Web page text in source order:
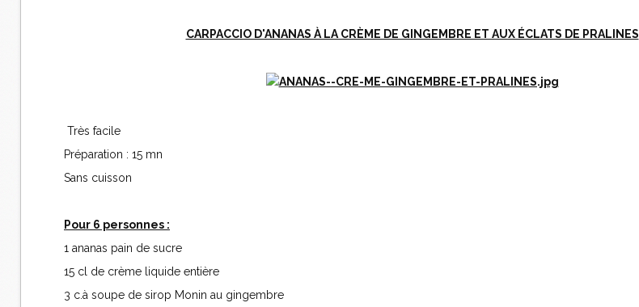
CARPACCIO D'ANANAS À LA CRÈME DE GINGEMBRE ET AUX ÉCLATS DE PRALINES
Très facile
Préparation : 15 mn
Sans cuisson
Pour 6 personnes :
1 ananas pain de sucre
15 cl de crème liquide entière
3 c.à soupe de sirop Monin au gingembre